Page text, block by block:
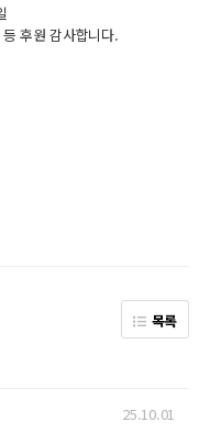
후원 감사합니다.
목록
25.10.01